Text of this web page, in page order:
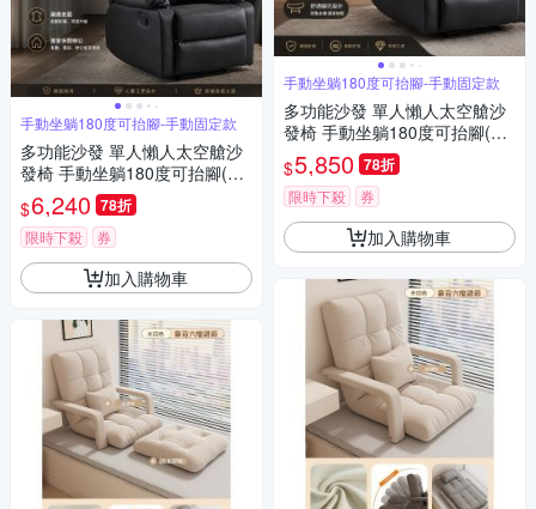
手動坐躺180度可抬腳-手動固定款
多功能沙發 單人懶人太空艙沙
發椅 手動坐躺180度可抬腳(手
動固定款)
$6,240 78折
限時下殺 券
加入購物車
手動坐躺180度可抬腳-手動固定款
多功能沙發 單人懶人太空艙沙
發椅 手動坐躺180度可抬腳(手
動固定款)
$5,850 78折
限時下殺 券
加入購物車